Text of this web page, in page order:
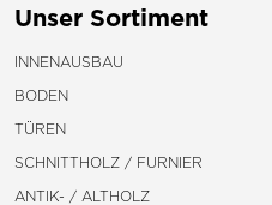
Unser Sortiment
INNENAUSBAU
BODEN
TÜREN
SCHNITTHOLZ / FURNIER
ANTIK- / ALTHOLZ